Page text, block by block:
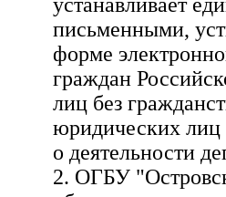
устанавливает
письменными,
форме
граждан
лиц без
юридических лиц
о деятельности
2. ОГБУ